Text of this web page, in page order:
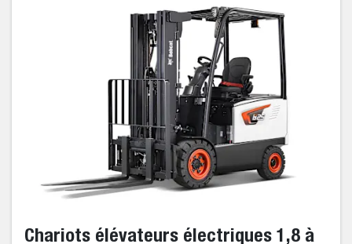
Chariots élévateurs électriques 1,8 à